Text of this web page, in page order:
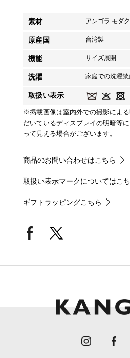
素材 アンゴラ モダ
原産国 台湾製
機能 サイズ展開
洗濯 家庭での洗濯禁
取扱い表示
※掲載画像は室内外での撮影によ
だいているディスプレイの明暗等
って見える場合がございます。
商品のお問い合わせはこちら
取扱い表示マークについてはこ
ギフトラッピングこちら